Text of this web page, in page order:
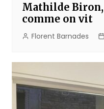
Mathilde
comme on vit
Florent Barnades